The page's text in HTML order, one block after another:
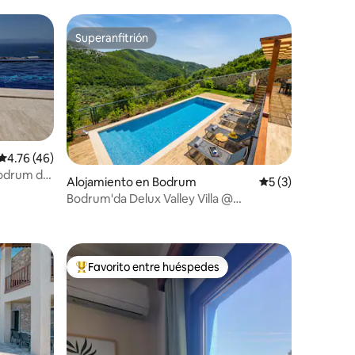
promedio: 4.76 de 5, 46 reseñas
4.76 (46)
de
Superanfitrión
Superanfitrión
Alojamiento en Bodrum Calificación
5 (3)
Bodrum'da Delux Valley Villa @
Favorito entre huéspedes preferido
Favorito entre huéspedes